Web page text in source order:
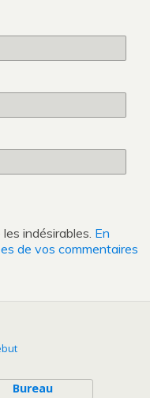
indésirables. En
de vos commentaires
Bureau